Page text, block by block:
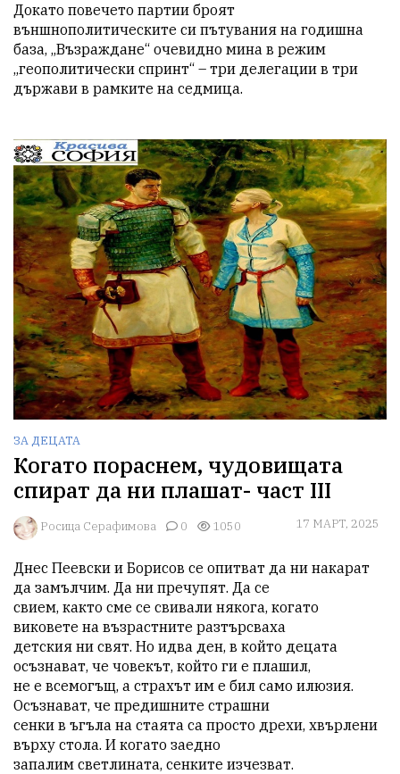
Докато повечето партии броят
външнополитическите си пътувания на годишна
база, „Възраждане“ очевидно мина в режим
„геополитически спринт“ – три делегации в три
държави в рамките на седмица.
ЗА ДЕЦАТА
Когато пораснем, чудовищата
спират да ни плашат- част III
Росица Серафимова 0 1050 17 МАРТ, 2025
Днес Пеевски и Борисов се опитват да ни накарат
да замълчим. Да ни пречупят. Да се
свием, както сме се свивали някога, когато
виковете на възрастните разтърсваха
детския ни свят. Но идва ден, в който децата
осъзнават, че човекът, който ги е плашил,
не е всемогъщ, а страхът им е бил само илюзия.
Осъзнават, че предишните страшни
сенки в ъгъла на стаята са просто дрехи, хвърлени
върху стола. И когато заедно
запалим светлината, сенките изчезват.